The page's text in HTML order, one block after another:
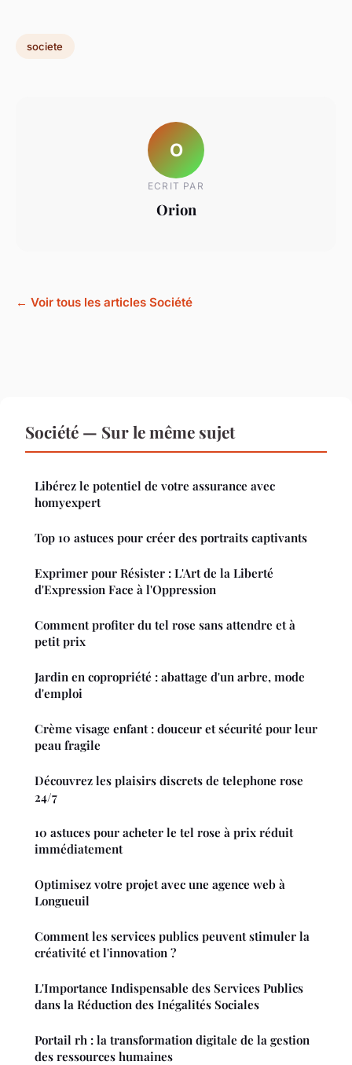
societe
O
ECRIT PAR
Orion
← Voir tous les articles Société
Société — Sur le même sujet
Libérez le potentiel de votre assurance avec
homyexpert
Top 10 astuces pour créer des portraits captivants
Exprimer pour Résister : L'Art de la Liberté
d'Expression Face à l'Oppression
Comment profiter du tel rose sans attendre et à
petit prix
Jardin en copropriété : abattage d'un arbre, mode
d'emploi
Crème visage enfant : douceur et sécurité pour leur
peau fragile
Découvrez les plaisirs discrets de telephone rose
24/7
10 astuces pour acheter le tel rose à prix réduit
immédiatement
Optimisez votre projet avec une agence web à
Longueuil
Comment les services publics peuvent stimuler la
créativité et l'innovation ?
L'Importance Indispensable des Services Publics
dans la Réduction des Inégalités Sociales
Portail rh : la transformation digitale de la gestion
des ressources humaines